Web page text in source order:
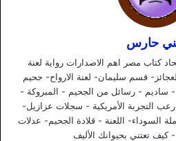
حارس
كتاب مصر اهم الاصدارات رواية لعنة
قسم سليمان- لعنة الارواح- جحيم
ساديم - رسائل من الجحيم - المبروكة -
التجربة الأمريكية - سجلات عزازيل-
السوداء- اللعنة - قلادة الجحيم- عدلات
تعتني بحيوانك الأليف